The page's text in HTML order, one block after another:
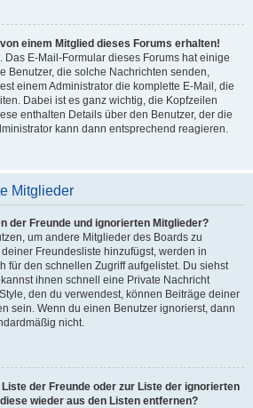
einem Mitglied dieses Forums erhalten!
Das E-Mail-Formular dieses Forums hat einige
Benutzer, die solche Nachrichten senden,
einem Administrator die komplette E-Mail, die
Dabei ist es ganz wichtig, die Kopfzeilen
enthalten Details über den Benutzer, der die
kann dann entsprechend reagieren.
Mitglieder
der Freunde und ignorierten Mitglieder?
um andere Mitglieder des Boards zu
Freundesliste hinzufügst, werden in
für den schnellen Zugriff aufgelistet. Du siehst
ihnen schnell eine Private Nachricht
den du verwendest, können Beiträge deiner
sein. Wenn du einen Benutzer ignorierst, dann
nicht.
der Freunde oder zur Liste der ignorierten
wieder aus den Listen entfernen?